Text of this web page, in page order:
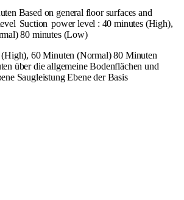
Based on general floor surfaces and
Suction power level : 40 minutes (High),
80 minutes (Low)
60 Minuten (Normal) 80 Minuten
über die allgemeine Bodenflächen und
Saugleistung Ebene der Basis